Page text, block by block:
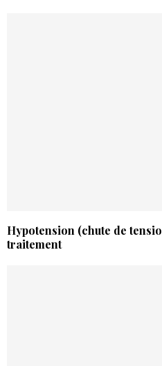
Hypotension (chute de
traitement